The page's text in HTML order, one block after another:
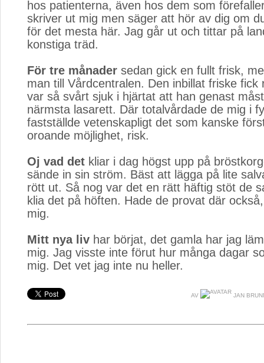
hos patienterna, även hos dem som
skriver ut mig men säger att hör av dig om
för det mesta här. Jag går ut och tittar på
konstiga träd.
För tre månader sedan gick en fullt frisk,
man till Vårdcentralen. Den inbillat friske fick
var så svårt sjuk i hjärtat att han genast
närmsta lasarett. Där totalvårdade de mig i
fastställde vetenskapligt det som kanske
oroande möjlighet, risk.
Oj vad det kliar i dag högst upp på
sände in sin ström. Bäst att lägga på lite
rött ut. Så nog var det en rätt häftig stöt de
klia det på höften. Hade de provat där
mig.
Mitt nya liv har börjat, det gamla har jag
mig. Jag visste inte förut hur många dagar
mig. Det vet jag inte nu heller.
AV JAN